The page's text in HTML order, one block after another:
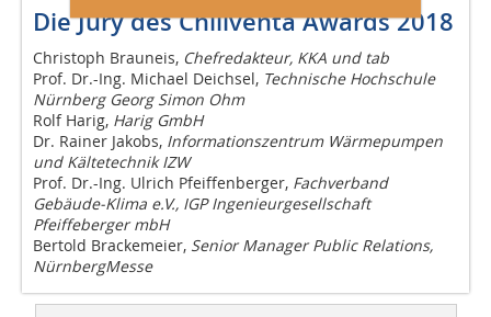
Die Jury des Chillventa Awards 2018
Christoph Brauneis, Chefredakteur, KKA und tab
Prof. Dr.-Ing. Michael Deichsel, Technische Hochschule
Nürnberg Georg Simon Ohm
Rolf Harig, Harig GmbH
Dr. Rainer Jakobs, Informationszentrum Wärmepumpen
und Kältetechnik IZW
Prof. Dr.-Ing. Ulrich Pfeiffenberger, Fachverband
Gebäude-Klima e.V., IGP Ingenieurgesellschaft
Pfeiffeberger mbH
Bertold Brackemeier, Senior Manager Public Relations,
NürnbergMesse